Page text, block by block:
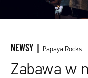
NEWSY | Papaya.Rocks
Zabawa w